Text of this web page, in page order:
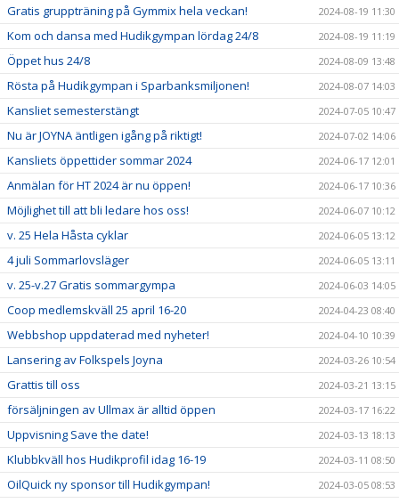
Gratis gruppträning på Gymmix hela veckan! 2024-08-19 11:30
Kom och dansa med Hudikgympan lördag 24/8 2024-08-19 11:19
Öppet hus 24/8 2024-08-09 13:48
Rösta på Hudikgympan i Sparbanksmiljonen! 2024-08-07 14:03
Kansliet semesterstängt 2024-07-05 10:47
Nu är JOYNA äntligen igång på riktigt! 2024-07-02 14:06
Kansliets öppettider sommar 2024 2024-06-17 12:01
Anmälan för HT 2024 är nu öppen! 2024-06-17 10:36
Möjlighet till att bli ledare hos oss! 2024-06-07 10:12
v. 25 Hela Håsta cyklar 2024-06-05 13:12
4 juli Sommarlovsläger 2024-06-05 13:11
v. 25-v.27 Gratis sommargympa 2024-06-03 14:05
Coop medlemskväll 25 april 16-20 2024-04-23 08:40
Webbshop uppdaterad med nyheter! 2024-04-10 10:39
Lansering av Folkspels Joyna 2024-03-26 10:54
Grattis till oss 2024-03-21 13:15
försäljningen av Ullmax är alltid öppen 2024-03-17 16:22
Uppvisning Save the date! 2024-03-13 18:13
Klubbkväll hos Hudikprofil idag 16-19 2024-03-11 08:50
OilQuick ny sponsor till Hudikgympan! 2024-03-05 08:53